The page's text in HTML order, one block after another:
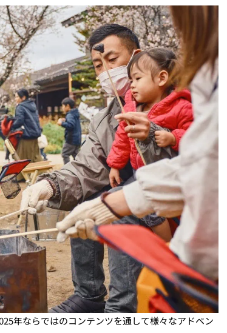
年ならではのコンテンツを通して様々なアドベン